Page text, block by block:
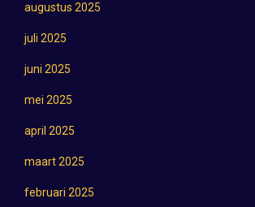
augustus 2025
juli 2025
juni 2025
mei 2025
april 2025
maart 2025
februari 2025